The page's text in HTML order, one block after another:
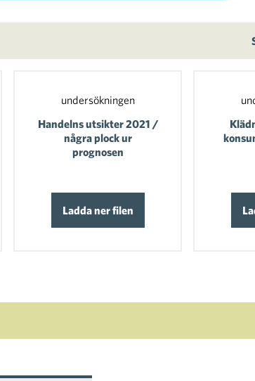
undersökningen
Handelns utsikter 2021 /
några plock ur
prognosen
Ladda ner filen